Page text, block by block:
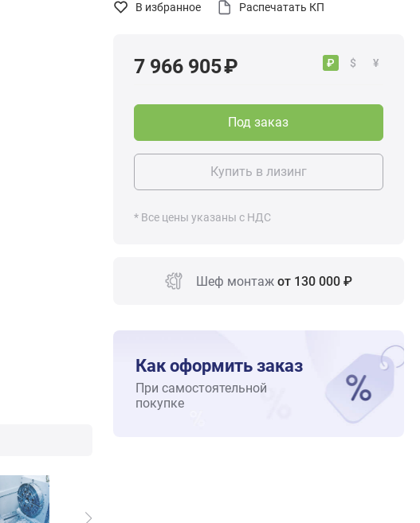
В избранное Распечатать КП
₽ $ ¥
7 966 905 ₽
Под заказ
Купить в лизинг
* Все цены указаны с НДС
Шеф монтажот 130 000 ₽
Как оформить заказ
При самостоятельной
покупке